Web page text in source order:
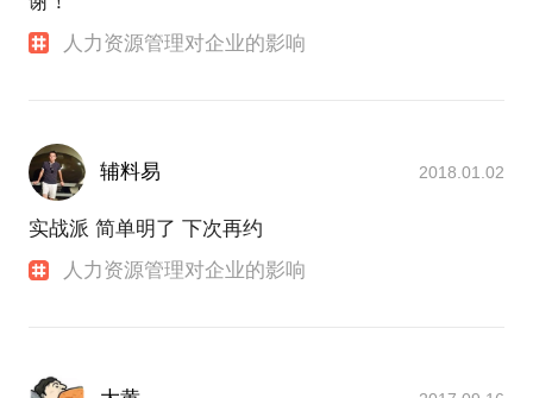
人力资源管理对企业的影响
辅料易 2018.01.02
实战派 简单明了 下次再约
人力资源管理对企业的影响